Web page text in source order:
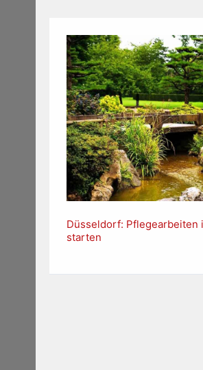
Düsseldorf: Pflegearbeiten
starten